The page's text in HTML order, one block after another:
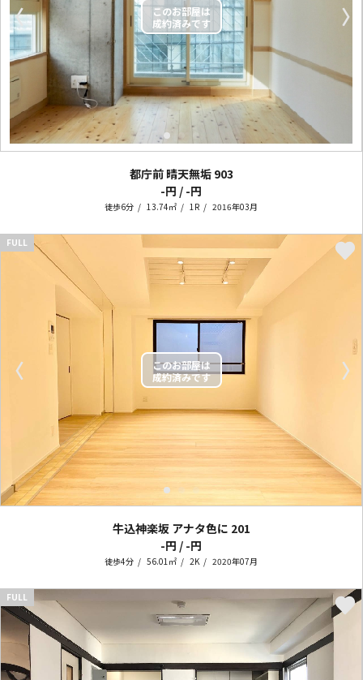
〈 〉
都庁前 晴天無垢 903
-円 / -円
徒歩6分 13.74㎡ 1R 2016年03月
〈 〉
FULL
牛込神楽坂 アナタ色に 201
-円 / -円
徒歩4分 56.01㎡ 2K 2020年07月
FULL